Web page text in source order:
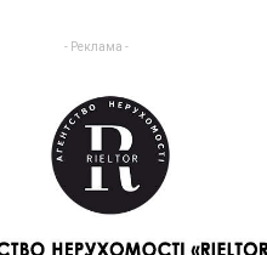
- Реклама -